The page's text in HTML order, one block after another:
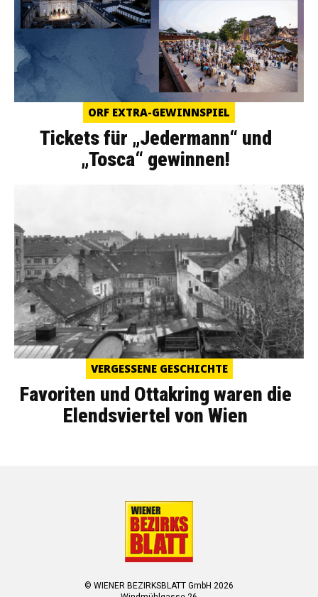
ORF EXTRA-GEWINNSPIEL
Tickets für „Jedermann“ und
„Tosca“ gewinnen!
VERGESSENE GESCHICHTE
Favoriten und Ottakring waren die
Elendsviertel von Wien
© WIENER BEZIRKSBLATT GmbH 2026